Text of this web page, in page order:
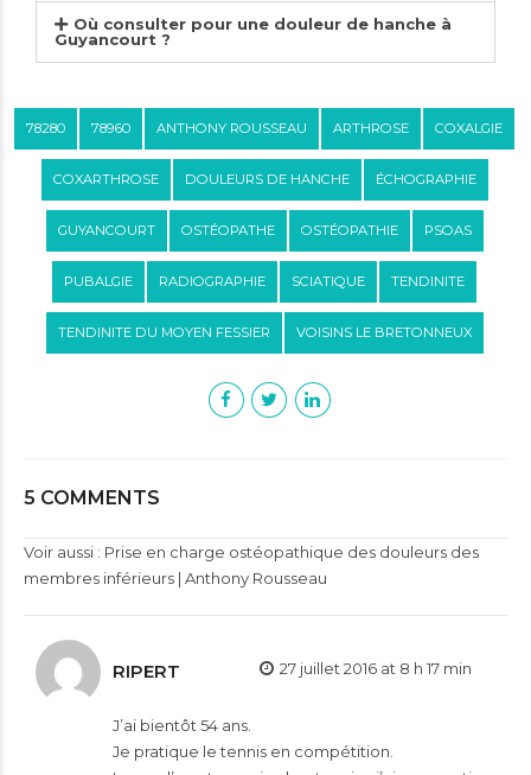
Où consulter pour une douleur de hanche à
Guyancourt ?
78280 78960 ANTHONY ROUSSEAU ARTHROSE COXALGIE
COXARTHROSE DOULEURS DE HANCHE ÉCHOGRAPHIE
GUYANCOURT OSTÉOPATHE OSTÉOPATHIE PSOAS
PUBALGIE RADIOGRAPHIE SCIATIQUE TENDINITE
TENDINITE DU MOYEN FESSIER VOISINS LE BRETONNEUX
5 COMMENTS
Voir aussi : Prise en charge ostéopathique des douleurs des
membres inférieurs | Anthony Rousseau
RIPERT 27 juillet 2016 at 8 h 17 min
J’ai bientôt 54 ans.
Je pratique le tennis en compétition.